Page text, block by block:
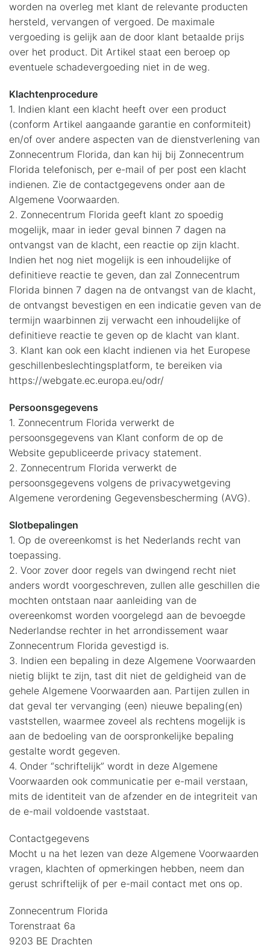
worden na overleg met klant de relevante producten
hersteld, vervangen of vergoed. De maximale
vergoeding is gelijk aan de door klant betaalde prijs
over het product. Dit Artikel staat een beroep op
eventuele schadevergoeding niet in de weg.
Klachtenprocedure
1. Indien klant een klacht heeft over een product
(conform Artikel aangaande garantie en conformiteit)
en/of over andere aspecten van de dienstverlening van
Zonnecentrum Florida, dan kan hij bij Zonnecentrum
Florida telefonisch, per e-mail of per post een klacht
indienen. Zie de contactgegevens onder aan de
Algemene Voorwaarden.
2. Zonnecentrum Florida geeft klant zo spoedig
mogelijk, maar in ieder geval binnen 7 dagen na
ontvangst van de klacht, een reactie op zijn klacht.
Indien het nog niet mogelijk is een inhoudelijke of
definitieve reactie te geven, dan zal Zonnecentrum
Florida binnen 7 dagen na de ontvangst van de klacht,
de ontvangst bevestigen en een indicatie geven van de
termijn waarbinnen zij verwacht een inhoudelijke of
definitieve reactie te geven op de klacht van klant.
3. Klant kan ook een klacht indienen via het Europese
geschillenbeslechtingsplatform, te bereiken via
https://webgate.ec.europa.eu/odr/
Persoonsgegevens
1. Zonnecentrum Florida verwerkt de
persoonsgegevens van Klant conform de op de
Website gepubliceerde privacy statement.
2. Zonnecentrum Florida verwerkt de
persoonsgegevens volgens de privacywetgeving
Algemene verordening Gegevensbescherming (AVG).
Slotbepalingen
1. Op de overeenkomst is het Nederlands recht van
toepassing.
2. Voor zover door regels van dwingend recht niet
anders wordt voorgeschreven, zullen alle geschillen die
mochten ontstaan naar aanleiding van de
overeenkomst worden voorgelegd aan de bevoegde
Nederlandse rechter in het arrondissement waar
Zonnecentrum Florida gevestigd is.
3. Indien een bepaling in deze Algemene Voorwaarden
nietig blijkt te zijn, tast dit niet de geldigheid van de
gehele Algemene Voorwaarden aan. Partijen zullen in
dat geval ter vervanging (een) nieuwe bepaling(en)
vaststellen, waarmee zoveel als rechtens mogelijk is
aan de bedoeling van de oorspronkelijke bepaling
gestalte wordt gegeven.
4. Onder “schriftelijk” wordt in deze Algemene
Voorwaarden ook communicatie per e-mail verstaan,
mits de identiteit van de afzender en de integriteit van
de e-mail voldoende vaststaat.
Contactgegevens
Mocht u na het lezen van deze Algemene Voorwaarden
vragen, klachten of opmerkingen hebben, neem dan
gerust schriftelijk of per e-mail contact met ons op.
Zonnecentrum Florida
Torenstraat 6a
9203 BE Drachten